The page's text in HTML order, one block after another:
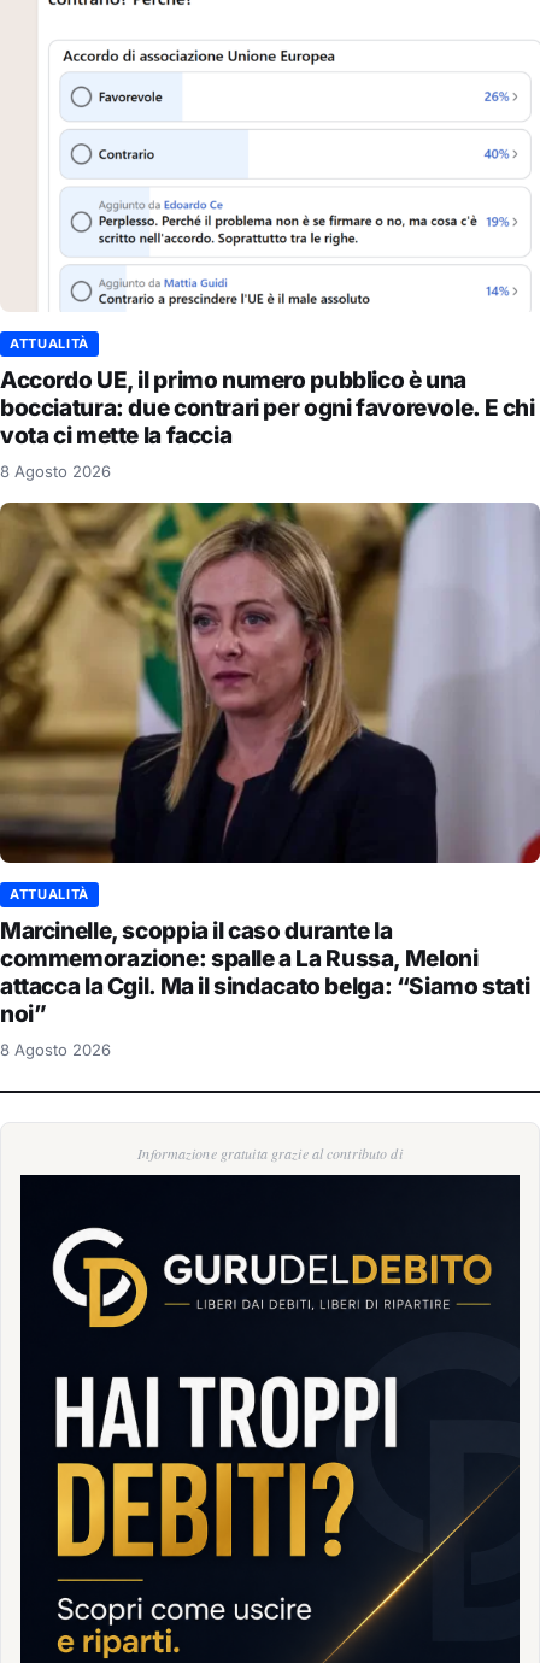
ATTUALITÀ
Accordo UE, il primo numero pubblico è una
bocciatura: due contrari per ogni favorevole. E chi
vota ci mette la faccia
8 Agosto 2026
ATTUALITÀ
Marcinelle, scoppia il caso durante la
commemorazione: spalle a La Russa, Meloni
attacca la Cgil. Ma il sindacato belga: “Siamo stati
noi”
8 Agosto 2026
Informazione gratuita grazie al contributo di